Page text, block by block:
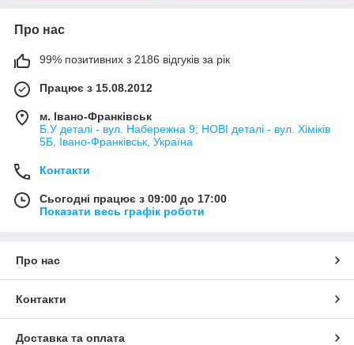
Про нас
99% позитивних з 2186 відгуків за рік
Працює з 15.08.2012
м. Івано-Франківськ
Б.У деталі - вул. Набережна 9; НОВІ деталі - вул. Хіміків
5Б, Івано-Франківськ, Україна
Контакти
Сьогодні працює з 09:00 до 17:00
Показати весь графік роботи
Про нас
Контакти
Доставка та оплата